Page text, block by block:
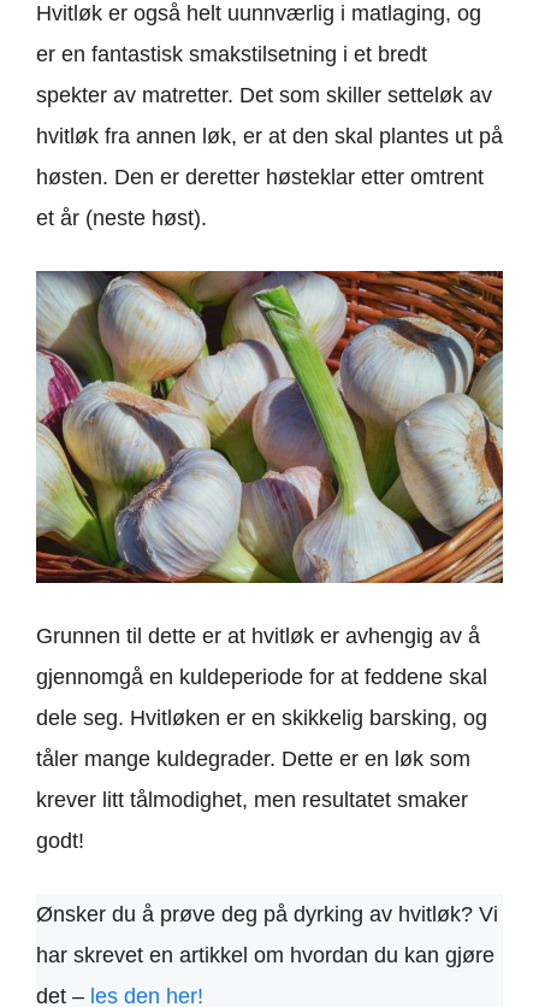
Hvitløk er også helt uunnværlig i matlaging, og
er en fantastisk smakstilsetning i et bredt
spekter av matretter. Det som skiller setteløk av
hvitløk fra annen løk, er at den skal plantes ut på
høsten. Den er deretter høsteklar etter omtrent
et år (neste høst).
Grunnen til dette er at hvitløk er avhengig av å
gjennomgå en kuldeperiode for at feddene skal
dele seg. Hvitløken er en skikkelig barsking, og
tåler mange kuldegrader. Dette er en løk som
krever litt tålmodighet, men resultatet smaker
godt!
Ønsker du å prøve deg på dyrking av hvitløk? Vi
har skrevet en artikkel om hvordan du kan gjøre
det – les den her!